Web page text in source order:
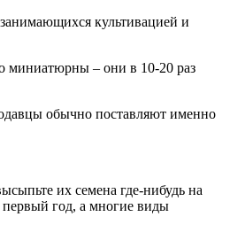
культивацией и
миниатюрны – они в 10-20 раз
обычно поставляют именно
их семена где-нибудь на
первый год, а многие виды